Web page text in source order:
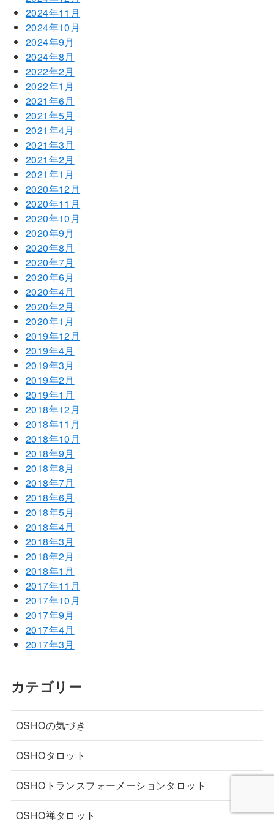
2024年11月
2024年10月
2024年9月
2024年8月
2022年2月
2022年1月
2021年6月
2021年5月
2021年4月
2021年3月
2021年2月
2021年1月
2020年12月
2020年11月
2020年10月
2020年9月
2020年8月
2020年7月
2020年6月
2020年4月
2020年2月
2020年1月
2019年12月
2019年4月
2019年3月
2019年2月
2019年1月
2018年12月
2018年11月
2018年10月
2018年9月
2018年8月
2018年7月
2018年6月
2018年5月
2018年4月
2018年3月
2018年2月
2018年1月
2017年11月
2017年10月
2017年9月
2017年4月
2017年3月
カテゴリー
OSHOの気づき
OSHOタロット
OSHOトランスフォーメーションタロット
OSHO禅タロット